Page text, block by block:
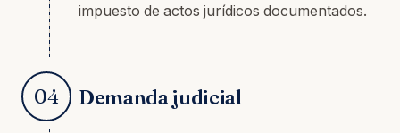
impuesto de actos jurídicos documentados.
04 Demanda judicial